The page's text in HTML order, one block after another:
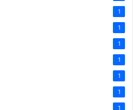
1
1
1
1
1
1
1